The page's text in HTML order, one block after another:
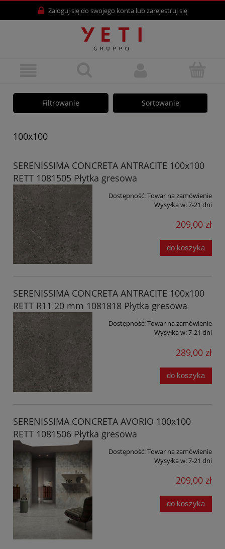
Zaloguj siędo swojego konta lubzarejestruj się
Filtrowanie Sortowanie
100x100
SERENISSIMA CONCRETA ANTRACITE 100x100
RETT 1081505 Płytka gresowa
Dostępność:Towar na zamówienie
Wysyłka w:7-21 dni
209,00 zł
do koszyka
SERENISSIMA CONCRETA ANTRACITE 100x100
RETT R11 20 mm 1081818 Płytka gresowa
Dostępność:Towar na zamówienie
Wysyłka w:7-21 dni
289,00 zł
do koszyka
SERENISSIMA CONCRETA AVORIO 100x100
RETT 1081506 Płytka gresowa
Dostępność:Towar na zamówienie
Wysyłka w:7-21 dni
209,00 zł
do koszyka